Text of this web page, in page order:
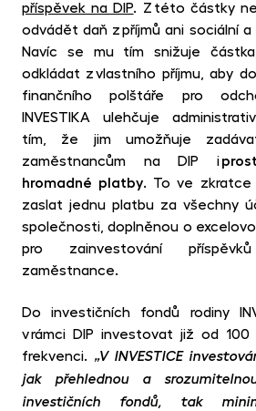
příspěvek na DIP. Z této částky
odvádět daň z příjmů ani sociální
Navíc se mu tím snižuje
odkládat z vlastního příjmu, aby
finančního polštáře pro
INVESTIKA ulehčuje
tím, že jim umožňuje
zaměstnancům na DIP i
hromadné platby. To ve zkratce
zaslat jednu platbu za všechny
společnosti, doplněnou o
pro zainvestování
zaměstnance.
Do investičních fondů rodiny
v rámci DIP investovat již od
frekvenci.
„V INVESTICE
jak přehlednou a
investičních fondů, tak